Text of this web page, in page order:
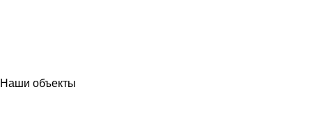
Наши объекты